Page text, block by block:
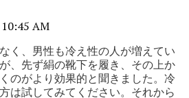
AM
く、男性も冷え性の人が増えてい
、先ず絹の靴下を履き、その上か
のがより効果的と聞きました。冷
は試してみてください。それから